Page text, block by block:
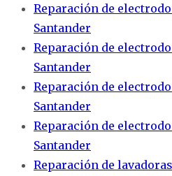
Reparación de
Santander
Reparación de
Santander
Reparación de
Santander
Reparación de
Santander
Reparación de